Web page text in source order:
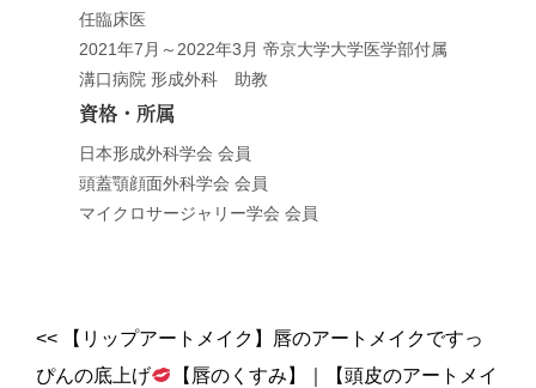
任臨床医
2021年7月～2022年3月 帝京大学大学医学部付属
溝口病院 形成外科 助教
資格・所属
日本形成外科学会 会員
頭蓋顎顔面外科学会 会員
マイクロサージャリー学会 会員
<<【リップアートメイク】唇のアートメイクですっ
ぴんの底上げ
【唇のくすみ】
【頭皮のアートメイ